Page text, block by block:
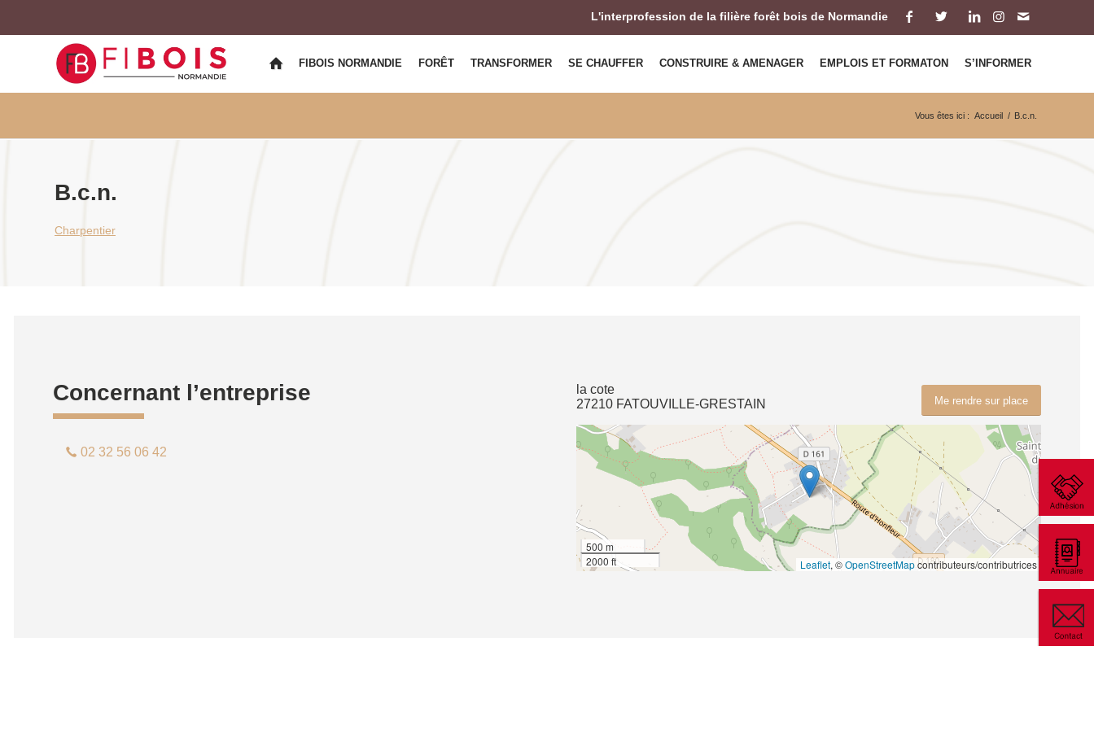
L'interprofession de la filière forêt bois de Normandie
FIBOIS NORMANDIE FORÊT TRANSFORMER SE CHAUFFER CONSTRUIRE & AMENAGER EMPLOIS ET FORMATON S’INFORMER
Vous êtes ici : Accueil / B.c.n.
B.c.n.
Charpentier
Concernant l’entreprise
02 32 56 06 42
Me rendre sur place
la cote
27210 FATOUVILLE-GRESTAIN
500 m
2000 ft
Leaflet, ©OpenStreetMapcontributeurs/contributrices